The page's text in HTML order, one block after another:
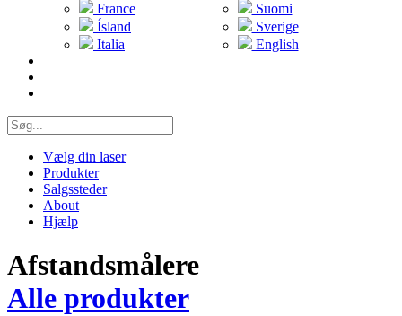
France
Ísland
Italia
Suomi
Sverige
English
Vælg din laser
Produkter
Salgssteder
About
Hjælp
Afstandsmålere
Alle produkter